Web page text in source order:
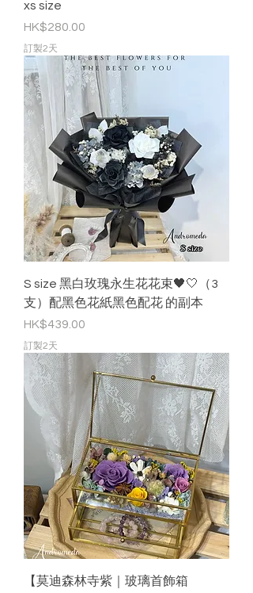
xs size
價格
HK$280.00
訂製2天
S size 黑白玫瑰永生花花束🖤🤍（3
支）配黑色花紙黑色配花 的副本
價格
HK$439.00
訂製2天
【莫迪森林寺紫｜玻璃首飾箱